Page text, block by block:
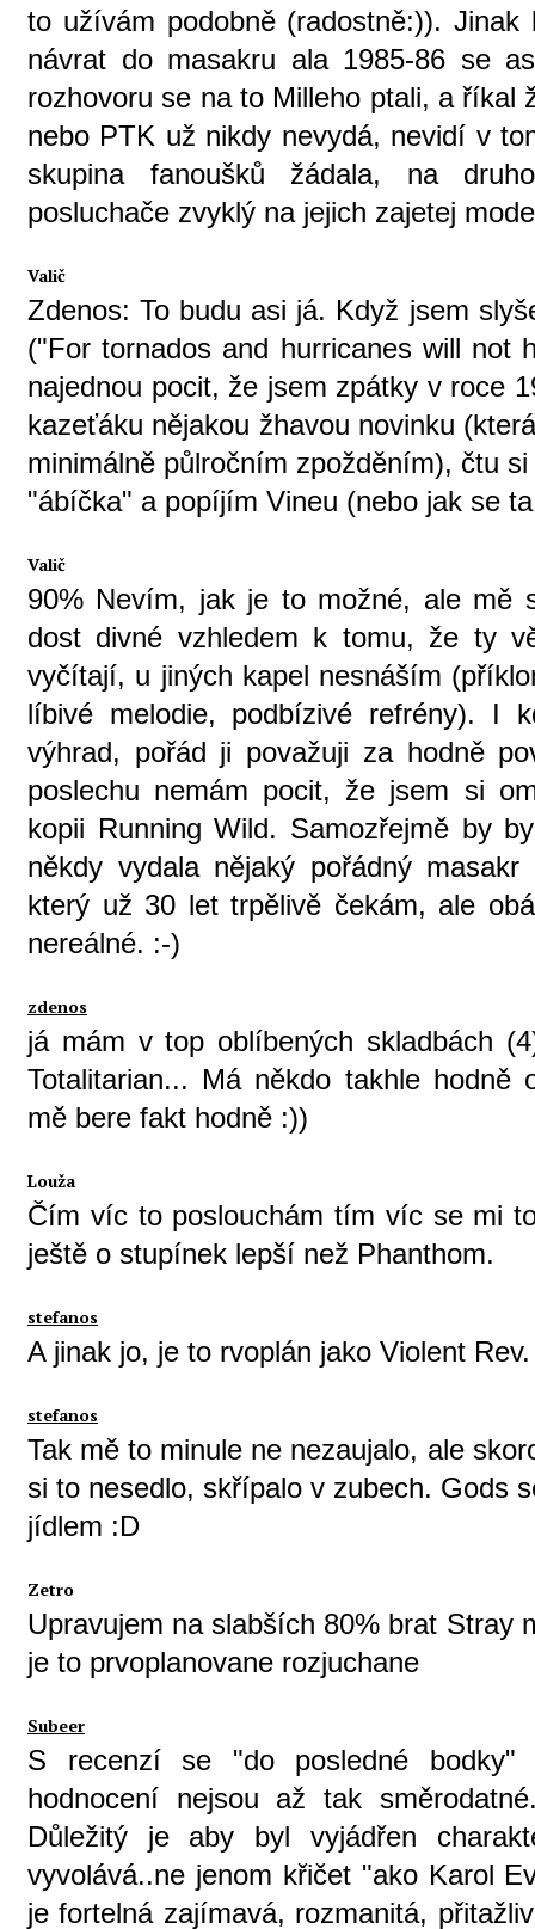
to užívám podobně (radostně:)).
návrat do masakru ala 1985-86 se
rozhovoru se na to Milleho ptali, a říkal
nebo PTK už nikdy nevydá, nevidí v
skupina fanoušků žádala, na
posluchače zvyklý na jejich zajetej
Valič
Zdenos: To budu asi já. Když jsem
("For tornados and hurricanes will not
najednou pocit, že jsem zpátky v roce
kazeťáku nějakou žhavou novinku
minimálně půlročním zpožděním), čtu
"ábíčka" a popíjím Vineu (nebo jak se
Valič
90% Nevím, jak je to možné, ale mě
dost divné vzhledem k tomu, že ty
vyčítají, u jiných kapel nesnáším
líbivé melodie, podbízivé refrény). I
výhrad, pořád ji považuji za hodně
poslechu nemám pocit, že jsem si
kopii Running Wild. Samozřejmě by
někdy vydala nějaký pořádný
který už 30 let trpělivě čekám, ale
nereálné. :-)
zdenos
já mám v top oblíbených skladbách
Totalitarian... Má někdo takhle hodně
mě bere fakt hodně :))
Louža
Čím víc to poslouchám tím víc se mi
ještě o stupínek lepší než Phanthom.
stefanos
A jinak jo, je to rvoplán jako Violent Rev.
stefanos
Tak mě to minule ne nezaujalo, ale
si to nesedlo, skřípalo v zubech. Gods
jídlem :D
Zetro
Upravujem na slabších 80% brat Stray
je to prvoplanovane rozjuchane
Subeer
S recenzí se "do posledné
hodnocení nejsou až tak
Důležitý je aby byl vyjádřen
vyvolává..ne jenom křičet "ako Karol
je fortelná zajímavá, rozmanitá,